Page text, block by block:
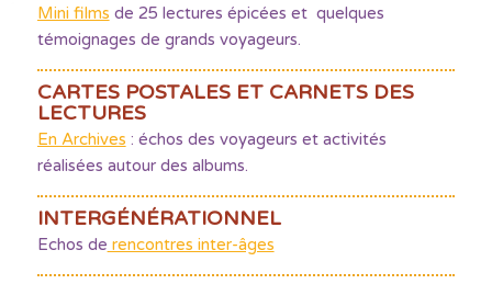
Mini films de 25 lectures épicées et quelques
témoignages de grands voyageurs.
CARTES POSTALES ET CARNETS DES
LECTURES
En Archives : échos des voyageurs et activités
réalisées autour des albums.
INTERGÉNÉRATIONNEL
Echos de rencontres inter-âges